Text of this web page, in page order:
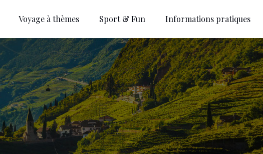
Voyage à thèmes Sport & Fun Informations pratiques